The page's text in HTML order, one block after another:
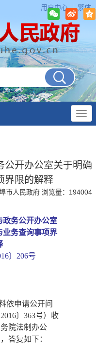
用户中心 繁体
公开办公室关于明确
界限的解释
市人民政府 浏览量： 194004
政务公开办公室
业务查询事项界
〕206号
依申请公开问
2016〕363号）收
院法制办公
答复如下：